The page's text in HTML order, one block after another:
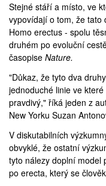
Stejné stáří a místo, ve
vypovídají o tom, že tato
Homo erectus - spolu
druhém po evoluční
časopise Nature.
"Důkaz, že tyto dva
jednoduché linie ve které
pravdivý," říká jeden z
New Yorku Suzan
V diskutabilních
obvyklé, že ostatní
tyto nálezy doplní model
po erecta, který se